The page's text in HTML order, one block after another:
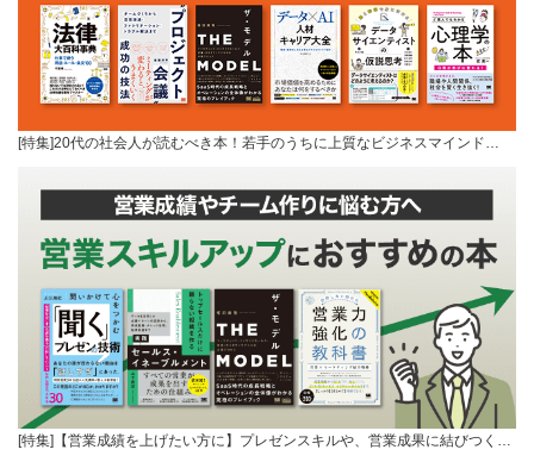
[特集]20代の社会人が読むべき本！若手のうちに上質なビジネスマインド…
[特集]【営業成績を上げたい方に】プレゼンスキルや、営業成果に結びつく…